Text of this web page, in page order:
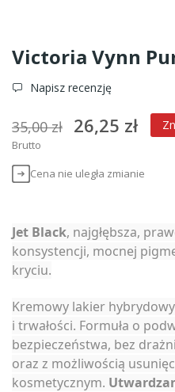
Victoria Vynn
Napisz recenzję
35,00 zł 26,25 zł
Brutto
Cena nie uległa zmianie
Jet Black, najgłębsza,
konsystencji, mocnej
kryciu.
Kremowy lakier
i trwałości. Formuła o
bezpieczeństwa, bez
oraz z możliwością
kosmetycznym.